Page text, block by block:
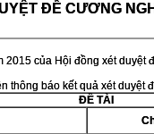
ĐỀ CƯƠNG
của Hội đồng xét
thông báo kết quả xét duyệt
ĐỀ TÀI